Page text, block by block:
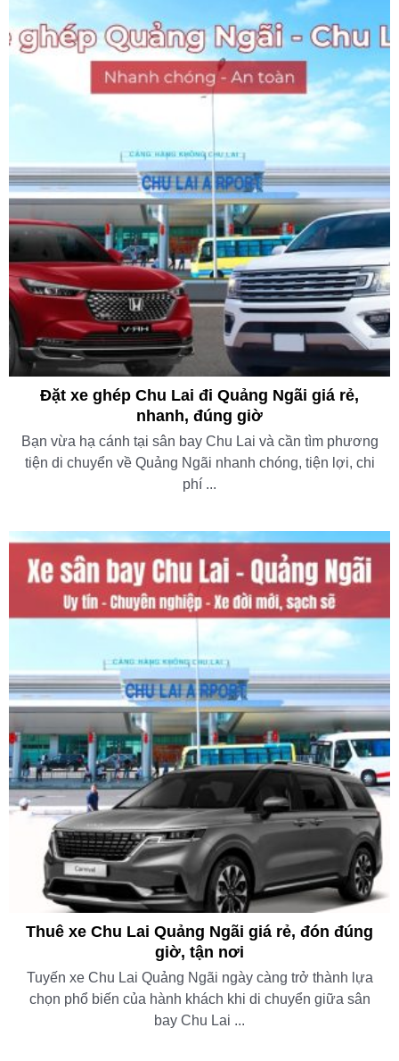
Đặt xe ghép Chu Lai đi Quảng Ngãi giá rẻ,
nhanh, đúng giờ
Bạn vừa hạ cánh tại sân bay Chu Lai và cần tìm phương
tiện di chuyển về Quảng Ngãi nhanh chóng, tiện lợi, chi
phí ...
Thuê xe Chu Lai Quảng Ngãi giá rẻ, đón đúng
giờ, tận nơi
Tuyến xe Chu Lai Quảng Ngãi ngày càng trở thành lựa
chọn phổ biến của hành khách khi di chuyển giữa sân
bay Chu Lai ...